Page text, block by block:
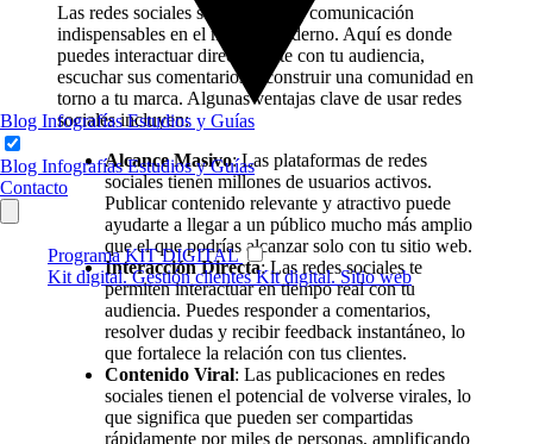
Blog InfografíasEstudios y Guías
Blog InfografíasEstudios y Guías
Contacto
Programa KIT DIGITAL
Kit digital. Gestión clientesKit digital. Sitio web
Las redes sociales son canales de comunicación
indispensables en el mundo moderno. Aquí es donde
puedes interactuar directamente con tu audiencia,
escuchar sus comentarios y construir una comunidad en
torno a tu marca. Algunas ventajas clave de usar redes
sociales incluyen:
Alcance Masivo: Las plataformas de redes
sociales tienen millones de usuarios activos.
Publicar contenido relevante y atractivo puede
ayudarte a llegar a un público mucho más amplio
que el que podrías alcanzar solo con tu sitio web.
Interacción Directa: Las redes sociales te
permiten interactuar en tiempo real con tu
audiencia. Puedes responder a comentarios,
resolver dudas y recibir feedback instantáneo, lo
que fortalece la relación con tus clientes.
Contenido Viral: Las publicaciones en redes
sociales tienen el potencial de volverse virales, lo
que significa que pueden ser compartidas
rápidamente por miles de personas, amplificando